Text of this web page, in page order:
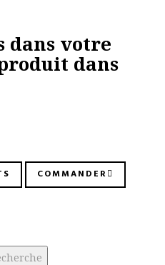
dans votre
dans
COMMANDER